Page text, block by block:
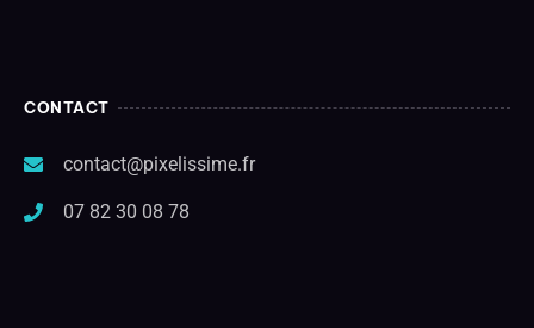
CONTACT
contact@pixelissime.fr
07 82 30 08 78